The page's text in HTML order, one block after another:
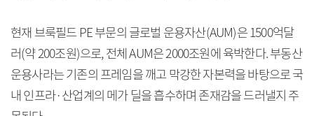
현재 브룩필드 PE 부문의 글로벌 운용자산(AUM)은 1500억달
러(약 200조원)으로, 전체 AUM은 2000조원에 육박한다. 부동산
운용사라는 기존의 프레임을 깨고 막강한 자본력을 바탕으로 국
내 인프라·산업계의 메가 딜을 흡수하며 존재감을 드러낼지 주